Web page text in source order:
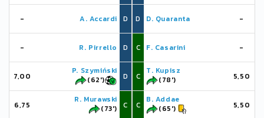
- A. Accardi D
- R. Pirrello D
7,00
P. Szymiński
(62')
D
6,75
R. Murawski
(73')
C
D D. Quaranta -
C F. Casarini -
C
T. Kupisz
(78')
5,50
C
B. Addae
(65')
5,50